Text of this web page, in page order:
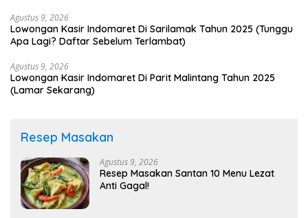
Agustus 9, 2026
Lowongan Kasir Indomaret Di Sarilamak Tahun 2025 (Tunggu
Apa Lagi? Daftar Sebelum Terlambat)
Agustus 9, 2026
Lowongan Kasir Indomaret Di Parit Malintang Tahun 2025
(Lamar Sekarang)
Resep Masakan
Agustus 9, 2026
Resep Masakan Santan 10 Menu Lezat
Anti Gagal!